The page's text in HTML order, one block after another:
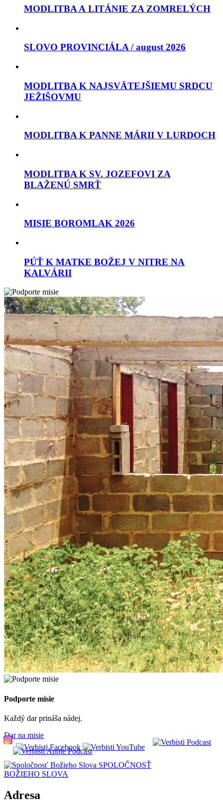
MODLITBA A LITÁNIE ZA ZOMRELÝCH
SLOVO PROVINCIÁLA / august 2026
MODLITBA K NAJSVÄTEJŠIEMU SRDCU
JEŽIŠOVMU
MODLITBA K PANNE MÁRII V LURDOCH
MODLITBA K SV. JOZEFOVI ZA
BLAŽENÚ SMRŤ
MISIE BOROMLAK 2026
PÚŤ K MATKE BOŽEJ V NITRE NA
KALVÁRII
Podporte misie
Každý dar prináša nádej.
Dar na misie
SPOLOČNOSŤ
BOŽIEHO SLOVA
Adresa